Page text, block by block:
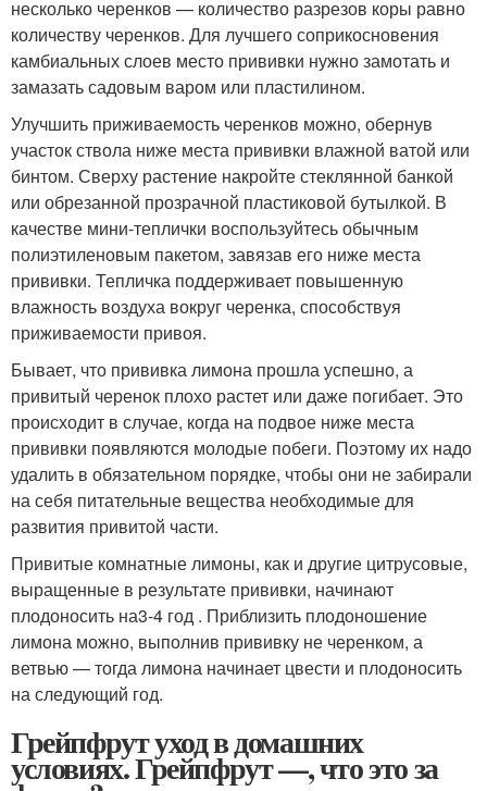
несколько черенков — количество разрезов коры равно
количеству черенков. Для лучшего соприкосновения
камбиальных слоев место прививки нужно замотать и
замазать садовым варом или пластилином.
Улучшить приживаемость черенков можно, обернув
участок ствола ниже места прививки влажной ватой или
бинтом. Сверху растение накройте стеклянной банкой
или обрезанной прозрачной пластиковой бутылкой. В
качестве мини-теплички воспользуйтесь обычным
полиэтиленовым пакетом, завязав его ниже места
прививки. Тепличка поддерживает повышенную
влажность воздуха вокруг черенка, способствуя
приживаемости привоя.
Бывает, что прививка лимона прошла успешно, а
привитый черенок плохо растет или даже погибает. Это
происходит в случае, когда на подвое ниже места
прививки появляются молодые побеги. Поэтому их надо
удалить в обязательном порядке, чтобы они не забирали
на себя питательные вещества необходимые для
развития привитой части.
Привитые комнатные лимоны, как и другие цитрусовые,
выращенные в результате прививки, начинают
плодоносить на3-4 год . Приблизить плодоношение
лимона можно, выполнив прививку не черенком, а
ветвью — тогда лимона начинает цвести и плодоносить
на следующий год.
Грейпфрут уход в домашних
условиях. Грейпфрут —, что это за